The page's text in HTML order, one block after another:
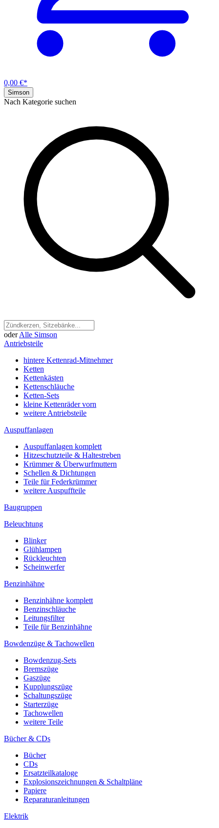
0,00 €*
Simson
Nach Kategorie suchen
oder Alle Simson
Antriebsteile
hintere Kettenrad-Mitnehmer
Ketten
Kettenkästen
Kettenschläuche
Ketten-Sets
kleine Kettenräder vorn
weitere Antriebsteile
Auspuffanlagen
Auspuffanlagen komplett
Hitzeschutzteile & Haltestreben
Krümmer & Überwurfmuttern
Schellen & Dichtungen
Teile für Federkrümmer
weitere Auspuffteile
Baugruppen
Beleuchtung
Blinker
Glühlampen
Rückleuchten
Scheinwerfer
Benzinhähne
Benzinhähne komplett
Benzinschläuche
Leitungsfilter
Teile für Benzinhähne
Bowdenzüge & Tachowellen
Bowdenzug-Sets
Bremszüge
Gaszüge
Kupplungszüge
Schaltungszüge
Starterzüge
Tachowellen
weitere Teile
Bücher & CDs
Bücher
CDs
Ersatzteilkataloge
Explosionszeichnungen & Schaltpläne
Papiere
Reparaturanleitungen
Elektrik